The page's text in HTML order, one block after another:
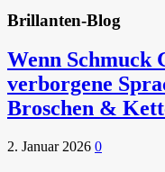
Brillanten-Blog
Wenn Schmuck
verborgene
Broschen &
2. Januar 2026 0